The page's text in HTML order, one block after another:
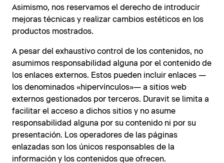
Asimismo, nos reservamos el derecho de introducir
mejoras técnicas y realizar cambios estéticos en los
productos mostrados.
A pesar del exhaustivo control de los contenidos, no
asumimos responsabilidad alguna por el contenido de
los enlaces externos. Estos pueden incluir enlaces —
los denominados «hipervínculos»— a sitios web
externos gestionados por terceros. Duravit se limita a
facilitar el acceso a dichos sitios y no asume
responsabilidad alguna por su contenido ni por su
presentación. Los operadores de las páginas
enlazadas son los únicos responsables de la
información y los contenidos que ofrecen.